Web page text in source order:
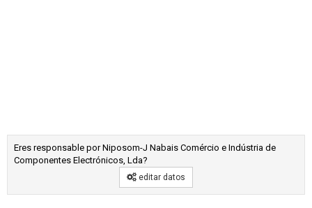
Eres responsable por Niposom-J Nabais Comércio e Indústria de
Componentes Electrónicos, Lda?
editar datos